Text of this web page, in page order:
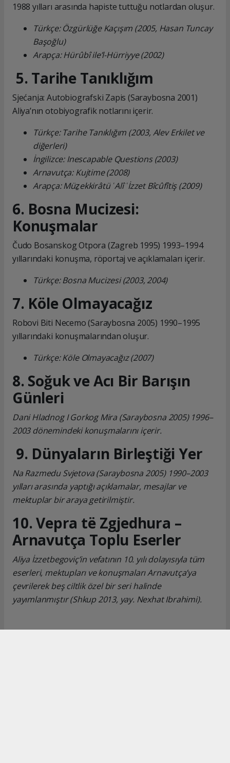
1988 yılları arasında hapiste tuttuğu notlardan oluşur.
Türkçe: Özgürlüğe Kaçışım (2005, Hasan Tuncay
Başoğlu)
Arapça: Hürûbî ile’l-Hürriyye (2002)
5. Tarihe Tanıklığım
Sjećanja: Autobiografski Zapis (Saraybosna 2001)
Aliya’nın otobiyografik notlarını içerir.
Türkçe: Tarihe Tanıklığım (2003, Alev Erkilet ve
diğerleri)
İngilizce: Inescapable Questions (2003)
Arnavutça: Kujtime (2008)
Arapça: Müẕekkirâtü ʿAlî ʿİzzet Bîcûfîtiş (2009)
6. Bosna Mucizesi:
Konuşmalar
Čudo Bosanskog Otpora (Zagreb 1995) 1993–1994
yıllarındaki konuşma, röportaj ve açıklamaları içerir.
Türkçe: Bosna Mucizesi (2003, 2004)
7. Köle Olmayacağız
Robovi Biti Necemo (Saraybosna 2005) 1990–1995
yıllarındaki konuşmalarından oluşur.
Türkçe: Köle Olmayacağız (2007)
8. Soğuk ve Acı Bir Barışın
Günleri
Dani Hladnog I Gorkog Mira (Saraybosna 2005) 1996–
2003 dönemindeki konuşmalarını içerir.
9. Dünyaların Birleştiği Yer
Na Razmedu Svjetova (Saraybosna 2005) 1990–2003
yılları arasında yaptığı açıklamalar, mesajlar ve
mektuplar bir araya getirilmiştir.
10. Vepra të Zgjedhura –
Arnavutça Toplu Eserler
Aliya İzzetbegoviç’in vefatının 10. yılı dolayısıyla tüm
eserleri, mektupları ve konuşmaları Arnavutça’ya
çevrilerek beş ciltlik özel bir seri halinde
yayımlanmıştır (Shkup 2013, yay. Nexhat Ibrahimi).